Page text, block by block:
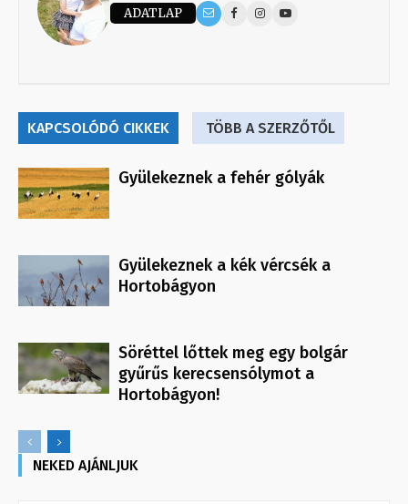
ADATLAP
KAPCSOLÓDÓ CIKKEK TÖBB A SZERZŐTŐL
Gyülekeznek a fehér gólyák
Gyülekeznek a kék vércsék a
Hortobágyon
Söréttel lőttek meg egy bolgár
gyűrűs kerecsensólymot a
Hortobágyon!
NEKED AJÁNLJUK